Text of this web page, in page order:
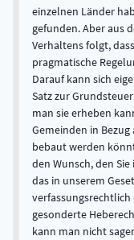
einzelnen Länder
gefunden. Aber aus
Verhaltens folgt,
pragmatische
Darauf kann sich
Satz zur
man sie erheben
Gemeinden in
bebaut werden
den Wunsch, den
das in unserem
gesonderte
kann man nicht